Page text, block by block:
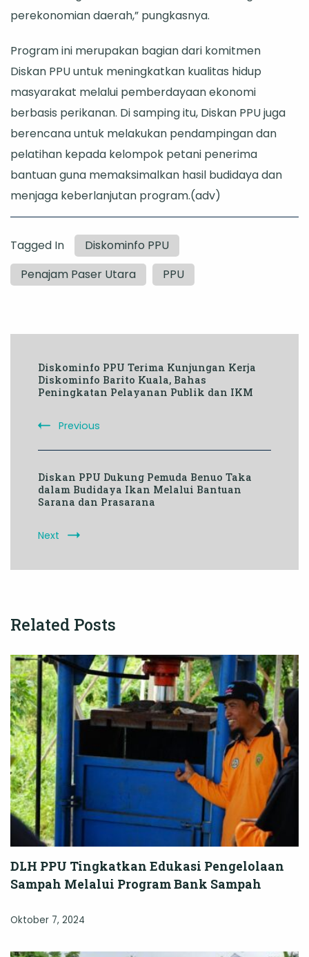
perekonomian daerah,” pungkasnya.
Program ini merupakan bagian dari komitmen
Diskan PPU untuk meningkatkan kualitas hidup
masyarakat melalui pemberdayaan ekonomi
berbasis perikanan. Di samping itu, Diskan PPU juga
berencana untuk melakukan pendampingan dan
pelatihan kepada kelompok petani penerima
bantuan guna memaksimalkan hasil budidaya dan
menjaga keberlanjutan program.(adv)
Tagged In
Diskominfo PPU
Penajam Paser Utara
PPU
Navigation
Diskominfo PPU Terima Kunjungan Kerja
Diskominfo Barito Kuala, Bahas
Peningkatan Pelayanan Publik dan IKM
Previous
Diskan PPU Dukung Pemuda Benuo Taka
dalam Budidaya Ikan Melalui Bantuan
Sarana dan Prasarana
Next
Related Posts
DLH PPU Tingkatkan Edukasi Pengelolaan
Sampah Melalui Program Bank Sampah
Oktober 7, 2024